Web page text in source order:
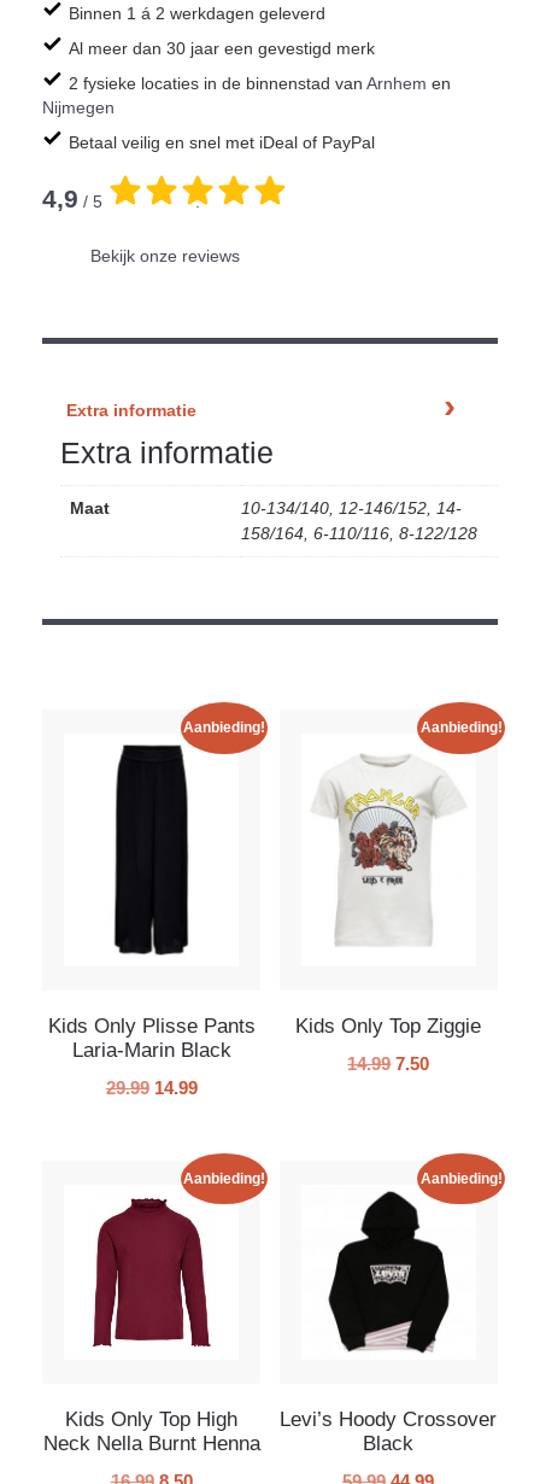
Binnen 1 á 2 werkdagen geleverd
Al meer dan 30 jaar een gevestigd merk
2 fysieke locaties in de binnenstad van Arnhem en
Nijmegen
Betaal veilig en snel met iDeal of PayPal
4,9 / 5 .
Bekijk onze reviews
Extra informatie
Extra informatie
Maat
10-134/140, 12-146/152, 14-
158/164, 6-110/116, 8-122/128
Aanbieding!
Kids Only Plisse Pants
Laria-Marin Black
29.99 14.99
Aanbieding!
Kids Only Top Ziggie
14.99 7.50
Aanbieding!
Kids Only Top High
Neck Nella Burnt Henna
Aanbieding!
Levi’s Hoody Crossover
Black